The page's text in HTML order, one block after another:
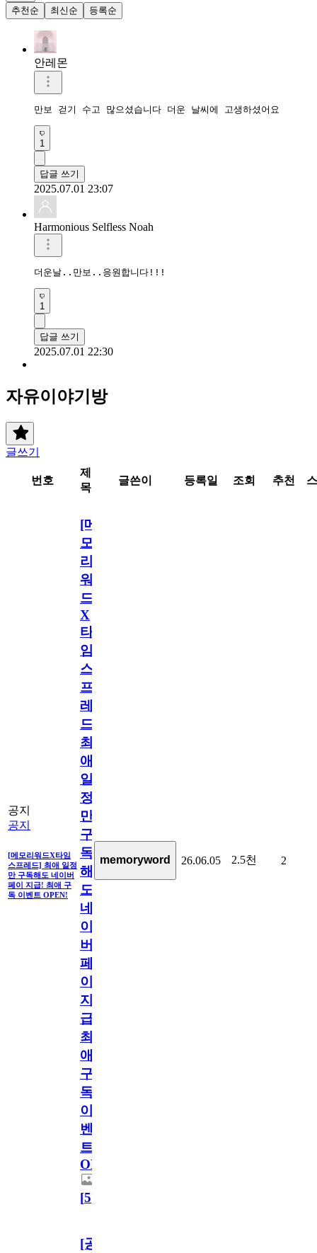
추천순 최신순 등록순
안레몬
만보 걷기 수고 많으셨습니다 더운 날씨에 고생하셨어요
1
답글 쓰기
2025.07.01 23:07
Harmonious Selfless Noah
더운날..만보..응원합니다!!!
1
답글 쓰기
2025.07.01 22:30
자유이야기방
글쓰기
번호
제
목
글쓴이 등록일 조회 추천
공지
공지
[메모리워드X타임
스프레드] 최애 일정
만 구독해도 네이버
페이 지급! 최애 구
독 이벤트 OPEN!
[메
모
리
워
드
X
타
임
스
프
레
드]
최
애
일
정
만
구
독
해
도
네
이
버
페
이
지
급!
최
애
구
독
이
벤
트
OPEN!
[5]
memoryword 26.06.05 2.5천 2
[공